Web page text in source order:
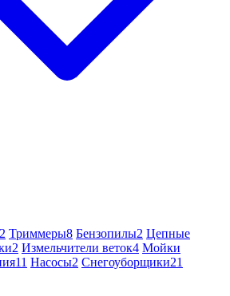
Триммеры8 Бензопилы2 Цепные
2 Измельчители веток4 Мойки
11 Насосы2 Снегоуборщики21